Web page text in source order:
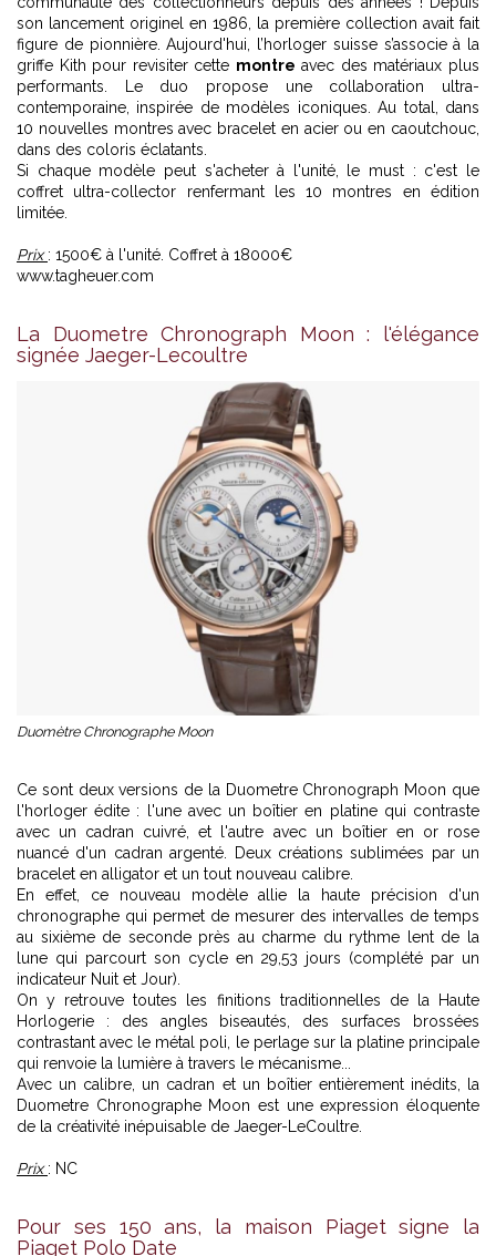
son lancement originel en 1986, la première collection avait fait
figure de pionnière. Aujourd'hui, l’horloger suisse s’associe à la
griffe Kith pour revisiter cette montre avec des matériaux plus
performants. Le duo propose une collaboration ultra-
contemporaine, inspirée de modèles iconiques. Au total, dans
10 nouvelles montres avec bracelet en acier ou en caoutchouc,
dans des coloris éclatants.
Si chaque modèle peut s'acheter à l'unité, le must : c'est le
coffret ultra-collector renfermant les 10 montres en édition
limitée.
Prix: 1500€ à l'unité. Coffret à 18000€
www.tagheuer.com
La Duometre Chronograph Moon : l'élégance
signée Jaeger-Lecoultre
Duomètre Chronographe Moon
Ce sont deux versions de la Duometre Chronograph Moon que
l'horloger édite : l'une avec un boîtier en platine qui contraste
avec un cadran cuivré, et l'autre avec un boîtier en or rose
nuancé d'un cadran argenté. Deux créations sublimées par un
bracelet en alligator et un tout nouveau calibre.
En effet, ce nouveau modèle allie la haute précision d'un
chronographe qui permet de mesurer des intervalles de temps
au sixième de seconde près au charme du rythme lent de la
lune qui parcourt son cycle en 29,53 jours (complété par un
indicateur Nuit et Jour).
On y retrouve toutes les finitions traditionnelles de la Haute
Horlogerie : des angles biseautés, des surfaces brossées
contrastant avec le métal poli, le perlage sur la platine principale
qui renvoie la lumière à travers le mécanisme...
Avec un calibre, un cadran et un boîtier entièrement inédits, la
Duometre Chronographe Moon est une expression éloquente
de la créativité inépuisable de Jaeger-LeCoultre.
Prix: NC
Pour ses 150 ans, la maison Piaget signe la
Piaget Polo Date